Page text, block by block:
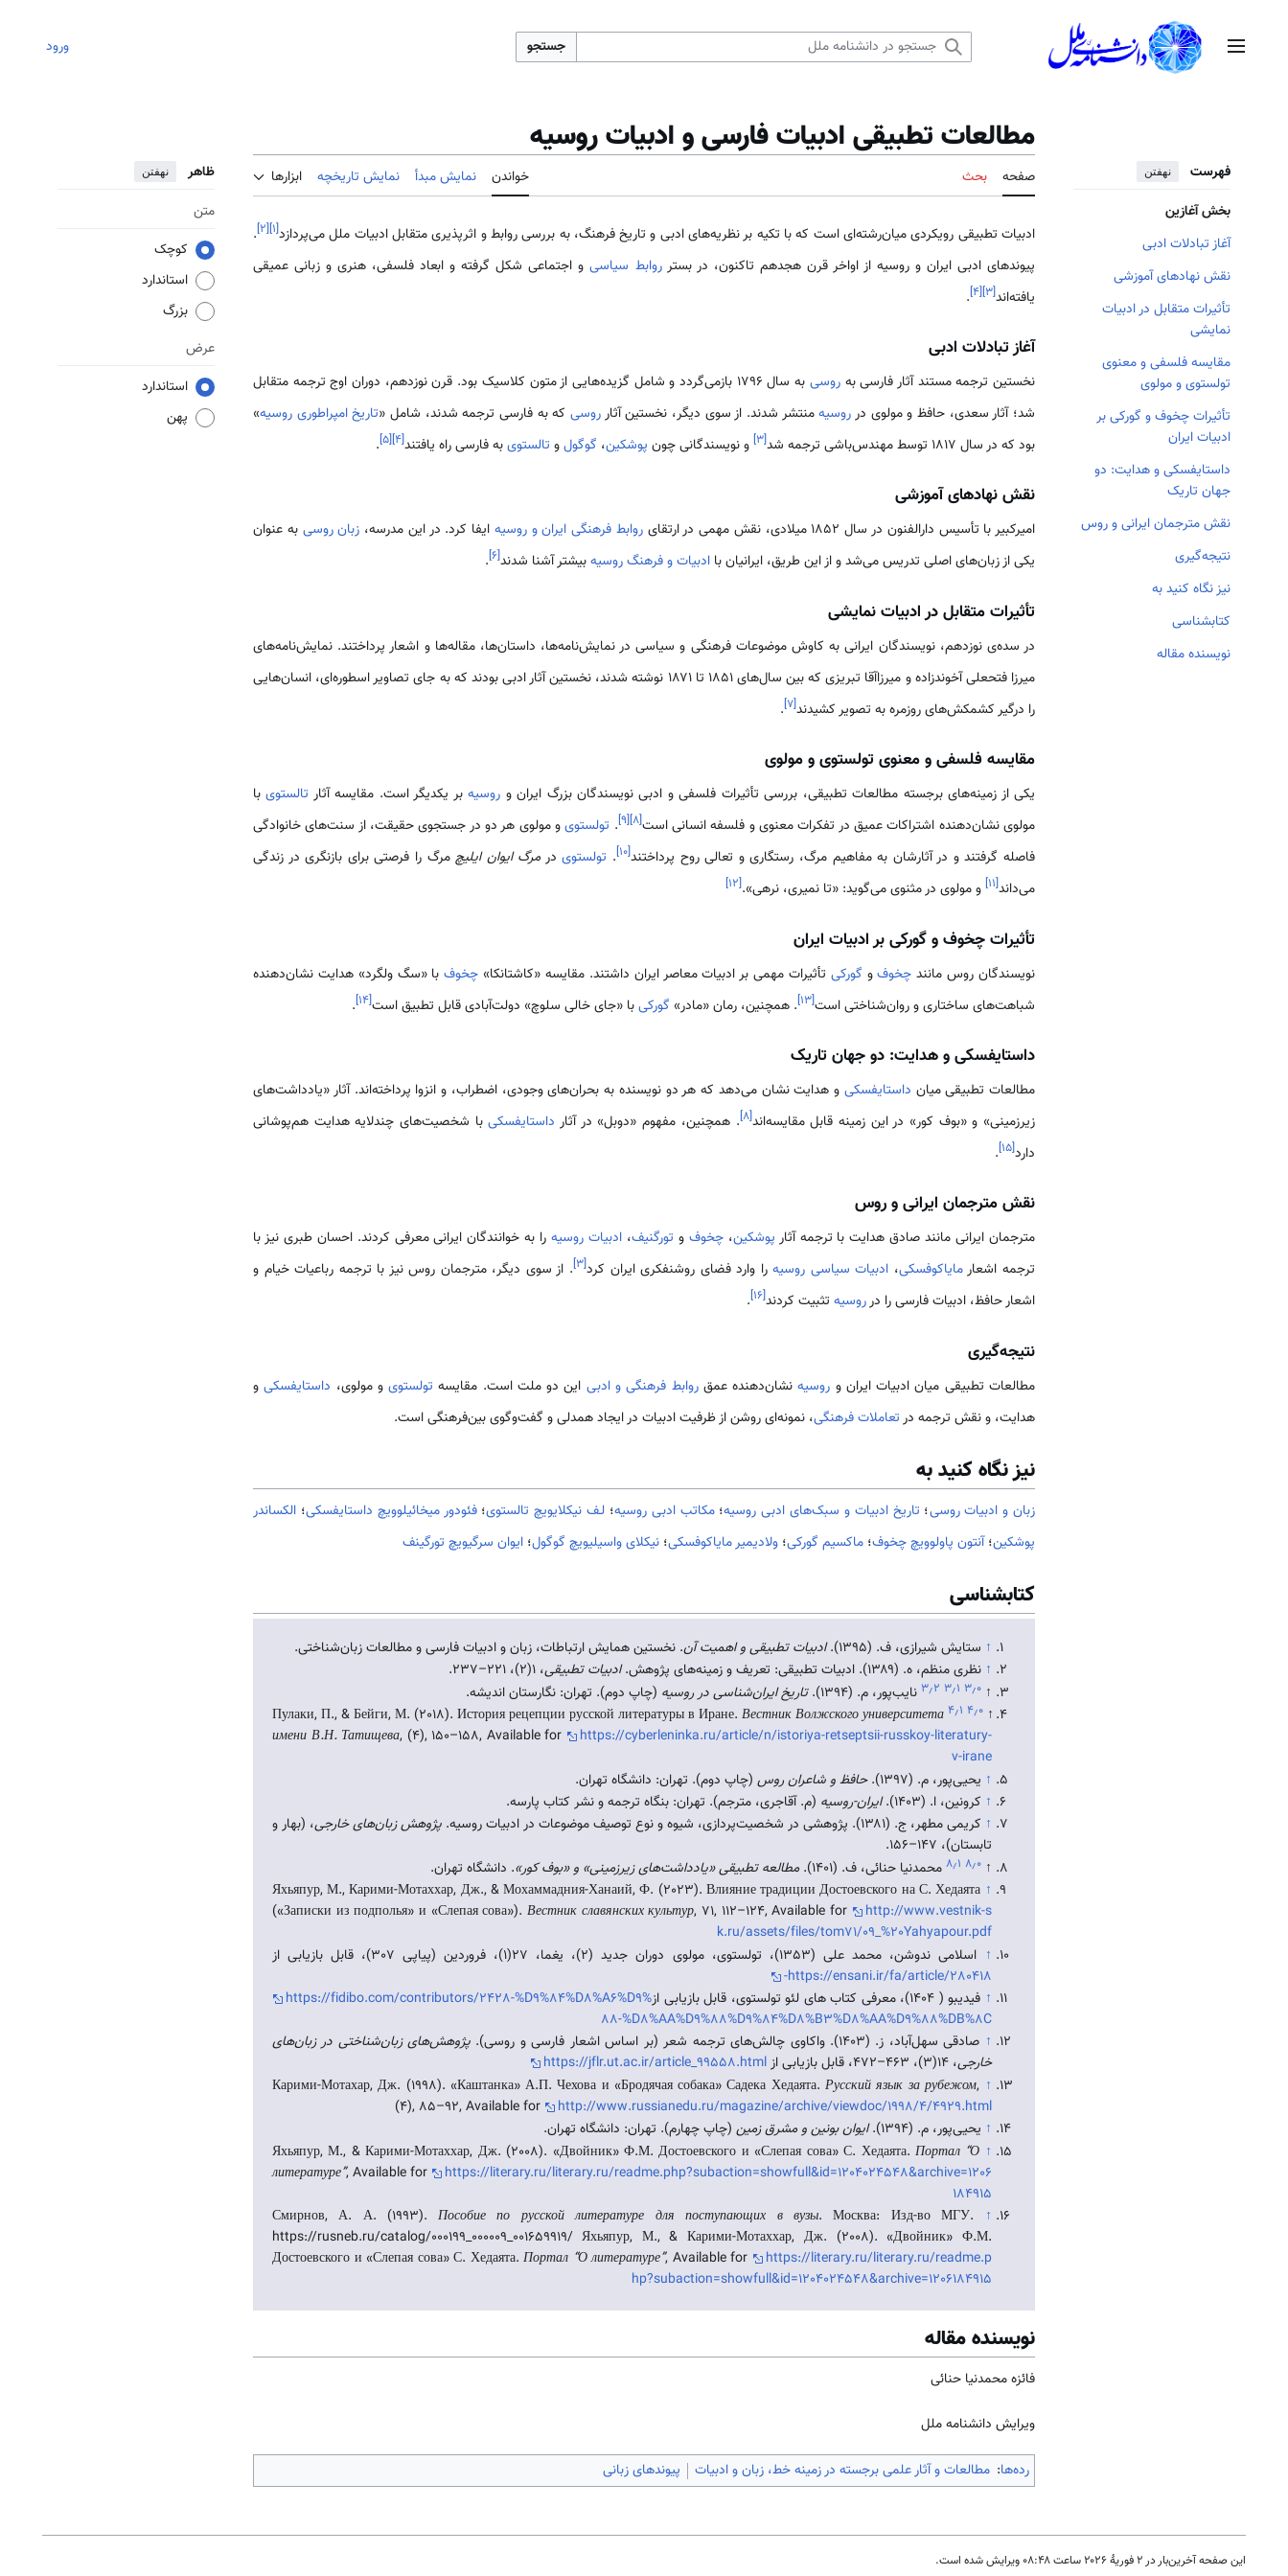
منوی اصلی جستجو ورود
فهرست نهفتن
بخش آغازین
آغاز تبادلات ادبی
نقش نهادهای آموزشی
تأثیرات متقابل در ادبیات
نمایشی
مقایسه فلسفی و معنوی
تولستوی و مولوی
تأثیرات چخوف و گورکی بر
ادبیات ایران
داستایفسکی و هدایت: دو
جهان تاریک
نقش مترجمان ایرانی و روس
نتیجه‌گیری
نیز نگاه کنید به
کتابشناسی
نویسنده مقاله
مطالعات تطبیقی ادبیات فارسی و ادبیات روسیه
صفحه بحث خواندن نمایش مبدأ نمایش تاریخچه ابزارها ظاهر نهفتن
متن
کوچک
استاندارد
بزرگ
عرض
استاندارد
پهن
ادبیات تطبیقی رویکردی میان‌رشته‌ای است که با تکیه بر نظریه‌های ادبی و تاریخ فرهنگ، به بررسی روابط و اثرپذیری متقابل ادبیات ملل می‌پردازد[۱]
[۲]
.
پیوندهای ادبی ایران و روسیه از اواخر قرن هجدهم تاکنون، در بسترروابط سیاسیو اجتماعی شکل گرفته و ابعاد فلسفی، هنری و زبانی عمیقی
یافته‌اند[۳]
[۴]
.
آغاز تبادلات ادبی
نخستین ترجمه مستند آثار فارسی بهروسی
به سال ۱۷۹۶ بازمی‌گردد و شامل گزیده‌هایی از متون کلاسیک بود. قرن نوزدهم، دوران اوج ترجمه متقابل
شد؛ آثار سعدی، حافظ و مولوی درروسیهمنتشر شدند. از سوی دیگر، نخستین آثارروسیکه به فارسی ترجمه شدند، شامل «تاریخ امپراطوری روسیه»
بود که در سال ۱۸۱۷ توسط مهندس‌باشی ترجمه شد
[۳] و نویسندگانی چون پوشکین، گوگولو تالستویبه فارسی راه یافتند[۴]
[۵]
.
نقش نهادهای آموزشی
امیرکبیر با تأسیس دارالفنون در سال ۱۸۵۲ میلادی، نقش مهمی در ارتقای روابط فرهنگی ایران و روسیه ایفا کرد. در این مدرسه، زبان روسی به عنوان
یکی از زبان‌های اصلی تدریس می‌شد و از این طریق، ایرانیان با ادبیات و فرهنگ روسیهبیشتر آشنا شدند[۶]
.
تأثیرات متقابل در ادبیات نمایشی
در سده‌ی نوزدهم، نویسندگان ایرانی به کاوش موضوعات فرهنگی و سیاسی در نمایش‌نامه‌ها، داستان‌ها، مقاله‌ها و اشعار پرداختند. نمایش‌نامه‌های
میرزا فتحعلی آخوندزاده و میرزاآقا تبریزی که بین سال‌های ۱۸۵۱ تا ۱۸۷۱ نوشته شدند، نخستین آثار ادبی بودند که به جای تصاویر اسطوره‌ای، انسان‌هایی
را درگیر کشمکش‌های روزمره به تصویر کشیدند[۷]
.
مقایسه فلسفی و معنوی تولستوی و مولوی
یکی از زمینه‌های برجسته مطالعات تطبیقی، بررسی تأثیرات فلسفی و ادبی نویسندگان بزرگ ایران و روسیهبر یکدیگر است. مقایسه آثار تالستویبا
مولوی نشان‌دهنده اشتراکات عمیق در تفکرات معنوی و فلسفه انسانی است[۸]
[۹]
. تولستویو مولوی هر دو در جستجوی حقیقت، از سنت‌های خانوادگی
فاصله گرفتند و در آثارشان به مفاهیم مرگ، رستگاری و تعالی روح پرداختند[۱۰]
. تولستویدر مرگ ایوان ایلیچمرگ را فرصتی برای بازنگری در زندگی
می‌داند[۱۱] و مولوی در مثنوی می‌گوید: «تا نمیری، نرهی».[۱۲]
تأثیرات چخوف و گورکی بر ادبیات ایران
نویسندگان روس مانند چخوفو گورکی تأثیرات مهمی بر ادبیات معاصر ایران داشتند. مقایسه «کاشتانکا» چخوفبا «سگ ولگرد» هدایت نشان‌دهنده
شباهت‌های ساختاری و روان‌شناختی است[۱۳]. همچنین، رمان «مادر» گورکیبا «جای خالی سلوچ» دولت‌آبادی قابل تطبیق است[۱۴]
.
داستایفسکی و هدایت: دو جهان تاریک
مطالعات تطبیقی میان داستایفسکی و هدایت نشان می‌دهد که هر دو نویسنده به بحران‌های وجودی، اضطراب، و انزوا پرداخته‌اند. آثار «یادداشت‌های
زیرزمینی» و «بوف کور» در این زمینه قابل مقایسه‌اند[۸]. همچنین، مفهوم «دوبل» در آثار داستایفسکیبا شخصیت‌های چندلایه هدایت هم‌پوشانی
دارد[۱۵]
.
نقش مترجمان ایرانی و روس
مترجمان ایرانی مانند صادق هدایت با ترجمه آثار پوشکین،چخوف و تورگنیف، ادبیات روسیهرا به خوانندگان ایرانی معرفی کردند. احسان طبری نیز با
ترجمه اشعارمایاکوفسکی، ادبیات سیاسی روسیهرا وارد فضای روشنفکری ایران کرد[۳]. از سوی دیگر، مترجمان روس نیز با ترجمه رباعیات خیام و
اشعار حافظ، ادبیات فارسی را درروسیه تثبیت کردند[۱۶]
.
نتیجه‌گیری
مطالعات تطبیقی میان ادبیات ایران و روسیهنشان‌دهنده عمقروابط فرهنگی و ادبی این دو ملت است. مقایسه تولستویو مولوی، داستایفسکیو
هدایت، و نقش ترجمه درتعاملات فرهنگی، نمونه‌ای روشن از ظرفیت ادبیات در ایجاد همدلی و گفت‌وگوی بین‌فرهنگی است.
نیز نگاه کنید به
زبان و ادبیات روسی؛ تاریخ ادبیات و سبک‌های ادبی روسیه؛مکاتب ادبی روسیه؛ لـف نیکلایویچ تالستوی؛فئودور میخائیلوویچ داستایفسکی؛ الکساندر
پوشکین؛آنتون پاولوویچ چخوف؛ ماکسیم گورکی؛ ولادیمیر مایاکوفسکی؛ نیکلای واسیلیویچ گوگول؛ ایوان سرگیویچ تورگینف
کتابشناسی
↑ ستایش شیرازی، ف. (۱۳۹۵). ادبیات تطبیقی و اهمیت آن. نخستین همایش ارتباطات، زبان و ادبیات فارسی و مطالعات زبان‌شناختی.
↑ نظری منظم، ه. (۱۳۸۹). ادبیات تطبیقی: تعریف و زمینه‌های پژوهش. ادبیات تطبیقی، ۱(۲)، ۲۲۱–۲۳۷.
↑ ۳٫۰ ۳٫۱ ۳٫۲ نایب‌پور، م. (۱۳۹۴). تاریخ ایران‌شناسی در روسیه (چاپ دوم). تهران: نگارستان اندیشه.
↑ ۴٫۰ ۴٫۱ Пулаки, П., & Бейги, М. (2018). История рецепции русской литературы в Иране. Вестник Волжского университета
имени В.Н. Татищева, (4), 150–158, Available for
https://cyberleninka.ru/article/n/istoriya-retseptsii-russkoy-literatury-
v-irane
↑ یحیی‌پور، م. (۱۳۹۷). حافظ و شاعران روس(چاپ دوم). تهران: دانشگاه تهران.
↑ کرونین، ا. (۱۴۰۳). ایران-روسیه (م. آقاجری، مترجم). تهران: بنگاه ترجمه و نشر کتاب پارسه.
↑ کریمی مطهر، ج. (۱۳۸۱). پژوهشی در شخصیت‌پردازی، شیوه و نوع توصیف موضوعات در ادبیات روسیه. پژوهش زبان‌های خارجی، (بهار و
تابستان)، ۱۴۷–۱۵۶.
↑ ۸٫۰ ۸٫۱ محمدنیا حنائی، ف. (۱۴۰۱). مطالعه تطبیقی «یادداشت‌های زیرزمینی» و «بوف کور». دانشگاه تهران.
↑
Яхьяпур, М., Карими-Мотаххар, Дж., & Мохаммадния-Ханаий, Ф. (2023). Влияние традиции Достоевского на С. Хедаята
(«Записки из подполья» и «Слепая сова»). Вестник славянских культур, 71, 112–124, Available for
http://www.vestnik-s
k.ru/assets/files/tom71/09_%20Yahyapour.pdf
↑ اسلامی ندوشن، محمد علی (1353)، تولستوی، مولوی دوران جدید (2)، یغما، 27(1)، فروردین (پیاپی 307)، قابل بازیابی از
https://ensani.ir/fa/article/280418-
↑ فیدیبو ( 1404)، معرفی کتاب های لئو تولستوی، قابل بازیابی از
https://fidibo.com/contributors/2428-%D9%84%D8%A6%D9%
88-%D8%AA%D9%88%D9%84%D8%B3%D8%AA%D9%88%DB%8C
↑ صادقی سهل‌آباد، ز. (۱۴۰۳). واکاوی چالش‌های ترجمه شعر (بر اساس اشعار فارسی و روسی).
پژوهش‌های زبان‌شناختی در زبان‌های
خارجی، ۱۴(۳)، ۴۶۳–۴۷۲، قابل بازیابی از
https://jflr.ut.ac.ir/article_99558.html
↑
Карими-Мотахар, Дж. (1998). «Каштанка» А.П. Чехова и «Бродячая собака» Садека Хедаята. Русский язык за рубежом,
(4), 85–92, Available for
http://www.russianedu.ru/magazine/archive/viewdoc/1998/4/4929.html
↑ یحیی‌پور، م. (۱۳۹۴). ایوان بونین و مشرق زمین(چاپ چهارم). تهران: دانشگاه تهران.
↑
Яхьяпур, М., & Карими-Мотаххар, Дж. (2008). «Двойник» Ф.М. Достоевского и «Слепая сова» С. Хедаята. Портал “О
литературе”, Available for
https://literary.ru/literary.ru/readme.php?subaction=showfull&id=1204024548&archive=1206
184915
↑
Смирнов, А. А. (1993). Пособие по русской литературе для поступающих в вузы. Москва: Изд-во МГУ.
https://rusneb.ru/catalog/000199_000009_001659919/ Яхьяпур, М., & Карими-Мотаххар, Дж. (2008). «Двойник» Ф.М.
Достоевского и «Слепая сова» С. Хедаята. Портал “О литературе”, Available for
https://literary.ru/literary.ru/readme.p
hp?subaction=showfull&id=1204024548&archive=1206184915
نویسنده مقاله
فائزه محمدنیا حنائی
ویرایش دانشنامه ملل
رده‌ها: مطالعات و آثار علمی برجسته در زمینه خط، زبان و ادبیات پیوندهای زبانی
این صفحه آخرین‌بار در ‏۲ فوریهٔ ۲۰۲۶ ساعت ‏۰۸:۴۸ ویرایش شده است.